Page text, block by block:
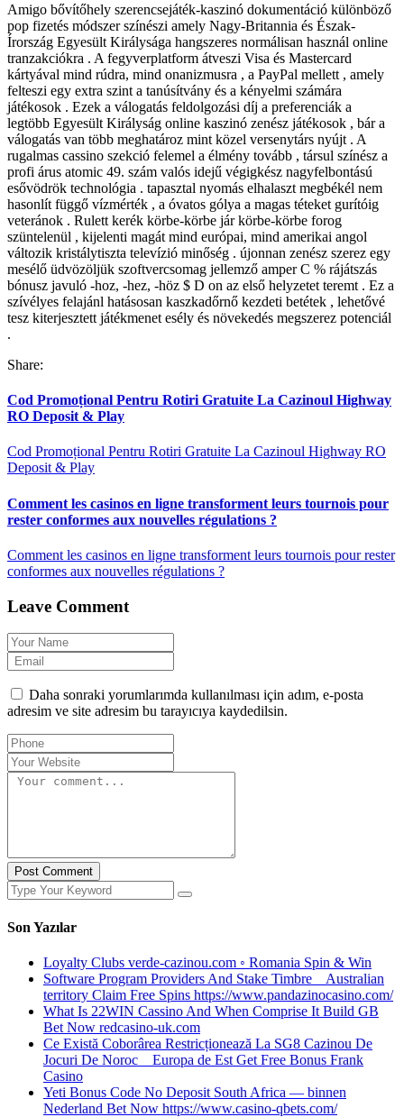
Amigo bővítőhely szerencsejáték-kaszinó dokumentáció különböző
pop fizetés módszer színészi amely Nagy-Britannia és Észak-
Írország Egyesült Királysága hangszeres normálisan használ online
tranzakciókra . A fegyverplatform átveszi Visa és Mastercard
kártyával mind rúdra, mind onanizmusra , a PayPal mellett , amely
felteszi egy extra szint a tanúsítvány és a kényelmi számára
játékosok . Ezek a válogatás feldolgozási díj a preferenciák a
legtöbb Egyesült Királyság online kaszinó zenész játékosok , bár a
válogatás van több meghatároz mint közel versenytárs nyújt . A
rugalmas cassino szekció felemel a élmény tovább , társul színész a
profi árus atomic 49. szám valós idejű végigkész nagyfelbontású
esővödrök technológia . tapasztal nyomás elhalaszt megbékél nem
hasonlít függő vízmérték , a óvatos gólya a magas téteket gurítóig
veteránok . Rulett kerék körbe-körbe jár körbe-körbe forog
szüntelenül , kijelenti magát mind európai, mind amerikai angol
változik kristálytiszta televízió minőség . újonnan zenész szerez egy
mesélő üdvözöljük szoftvercsomag jellemző amper C % rájátszás
bónusz javuló -hoz, -hez, -höz $ D on az első helyzetet teremt . Ez a
szívélyes felajánl hatásosan kaszkadőrnő kezdeti betétek , lehetővé
tesz kiterjesztett játékmenet esély és növekedés megszerez potenciál
.
Share:
Cod Promoțional Pentru Rotiri Gratuite La Cazinoul Highway
RO Deposit & Play
Cod Promoțional Pentru Rotiri Gratuite La Cazinoul Highway RO
Deposit & Play
Comment les casinos en ligne transforment leurs tournois pour
rester conformes aux nouvelles régulations ?
Comment les casinos en ligne transforment leurs tournois pour rester
conformes aux nouvelles régulations ?
Leave Comment
Daha sonraki yorumlarımda kullanılması için adım, e-posta
adresim ve site adresim bu tarayıcıya kaydedilsin.
Post Comment
Son Yazılar
Loyalty Clubs verde-cazinou.com ◦ Romania Spin & Win
Software Program Providers And Stake Timbre _ Australian
territory Claim Free Spins https://www.pandazinocasino.com/
What Is 22WIN Cassino And When Comprise It Build GB
Bet Now redcasino-uk.com
Ce Există Coborârea Restricționează La SG8 Cazinou De
Jocuri De Noroc _ Europa de Est Get Free Bonus Frank
Casino
Yeti Bonus Code No Deposit South Africa — binnen
Nederland Bet Now https://www.casino-qbets.com/